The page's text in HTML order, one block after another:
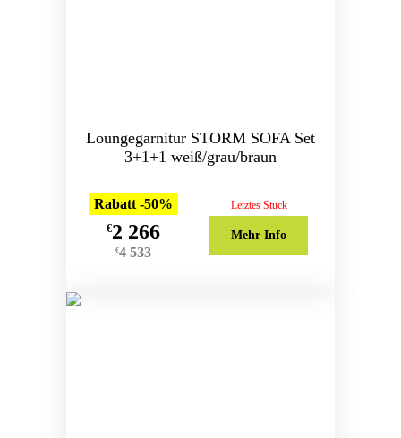
Loungegarnitur STORM SOFA Set
3+1+1 weiß/grau/braun
Rabatt -50%
€2 266
€4 533
Letztes Stück
Mehr Info